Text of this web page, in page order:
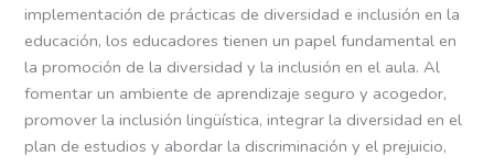
implementación de prácticas de diversidad e inclusión en la
educación, los educadores tienen un papel fundamental en
la promoción de la diversidad y la inclusión en el aula. Al
fomentar un ambiente de aprendizaje seguro y acogedor,
promover la inclusión lingüística, integrar la diversidad en el
plan de estudios y abordar la discriminación y el prejuicio,